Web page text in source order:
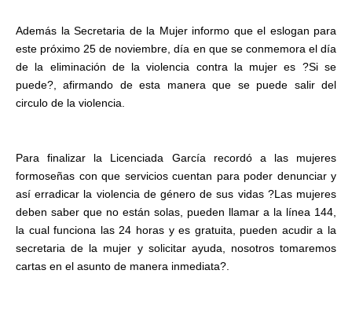
Además la Secretaria de la Mujer informo que el eslogan para
este próximo 25 de noviembre, día en que se conmemora el día
de la eliminación de la violencia contra la mujer es ?Si se
puede?, afirmando de esta manera que se puede salir del
circulo de la violencia.
Para finalizar la Licenciada García recordó a las mujeres
formoseñas con que servicios cuentan para poder denunciar y
así erradicar la violencia de género de sus vidas ?Las mujeres
deben saber que no están solas, pueden llamar a la línea 144,
la cual funciona las 24 horas y es gratuita, pueden acudir a la
secretaria de la mujer y solicitar ayuda, nosotros tomaremos
cartas en el asunto de manera inmediata?.